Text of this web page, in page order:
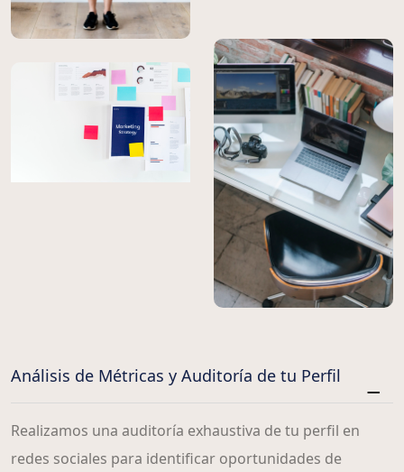
Análisis de Métricas y Auditoría de tu Perfil
Realizamos una auditoría exhaustiva de tu perfil en
redes sociales para identificar oportunidades de